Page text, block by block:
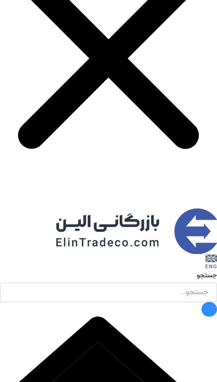
جستجو